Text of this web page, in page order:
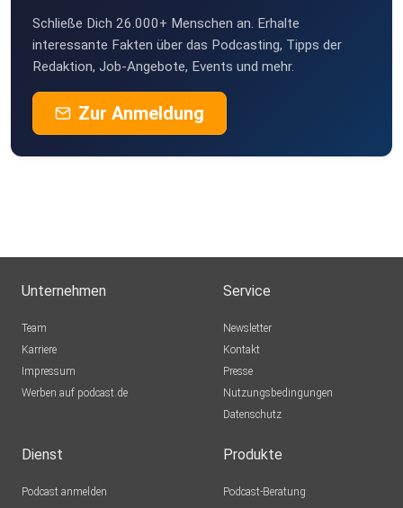
Schließe Dich 26.000+ Menschen an. Erhalte
interessante Fakten über das Podcasting, Tipps der
Redaktion, Job-Angebote, Events und mehr.
Zur Anmeldung
Unternehmen
Team
Karriere
Impressum
Werben auf podcast.de
Service
Newsletter
Kontakt
Presse
Nutzungsbedingungen
Datenschutz
Dienst
Podcast anmelden
Produkte
Podcast-Beratung